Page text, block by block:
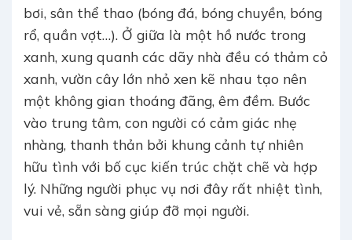
bơi, sân thể thao (bóng đá, bóng chuyền, bóng
rổ, quần vợt…). Ở giữa là một hồ nước trong
xanh, xung quanh các dãy nhà đều có thảm cỏ
xanh, vườn cây lớn nhỏ xen kẽ nhau tạo nên
một không gian thoáng đãng, êm đềm. Bước
vào trung tâm, con người có cảm giác nhẹ
nhàng, thanh thản bởi khung cảnh tự nhiên
hữu tình với bố cục kiến trúc chặt chẽ và hợp
lý. Những người phục vụ nơi đây rất nhiệt tình,
vui vẻ, sẵn sàng giúp đỡ mọi người.